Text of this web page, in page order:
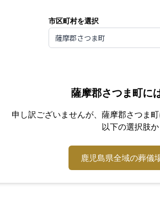
市区町村を選択
薩摩郡さつま町
薩摩郡さつま町に
申し訳ございませんが、 薩摩郡さつま町
以下の選択肢
鹿児島県全域の葬儀